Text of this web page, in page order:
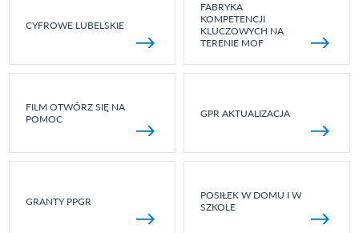
CYFROWE LUBELSKIE
FABRYKA
KOMPETENCJI
KLUCZOWYCH NA
TERENIE MOF
FILM OTWÓRZ SIĘ NA
POMOC
GPR AKTUALIZACJA
GRANTY PPGR
POSIŁEK W DOMU I W
SZKOLE